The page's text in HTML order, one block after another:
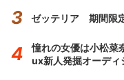
ゼッテリア 期間限
憧れの女優は小松
ux新人発掘オーデ